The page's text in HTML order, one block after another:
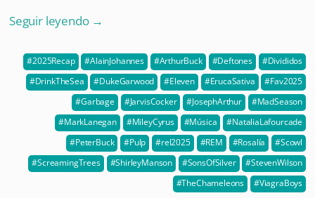
Seguir leyendo →
2025Recap AlainJohannes ArthurBuck Deftones
Divididos
DrinkTheSea
DukeGarwood Eleven ErucaSativa
Fav2025
Garbage
JarvisCocker JosephArthur
MadSeason
MarkLanegan
MileyCyrus Música
NataliaLafourcade
PeterBuck
Pulp rel2025 REM Rosalía
Scowl
ScreamingTrees
ShirleyManson SonsOfSilver
StevenWilson
TheChameleons
ViagraBoys